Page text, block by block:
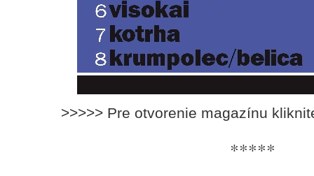
>>>>> Pre otvorenie magazínu
*****